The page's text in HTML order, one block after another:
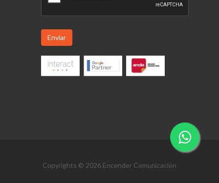
Enviar
Copyrights © 2026 Encender Comunicación